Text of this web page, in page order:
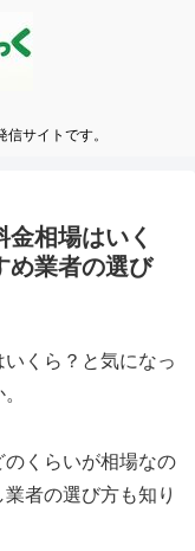
サイトです。
相場はいく
め業者の選び
くら？と気になっ
のくらいが相場なの
者の選び方も知り